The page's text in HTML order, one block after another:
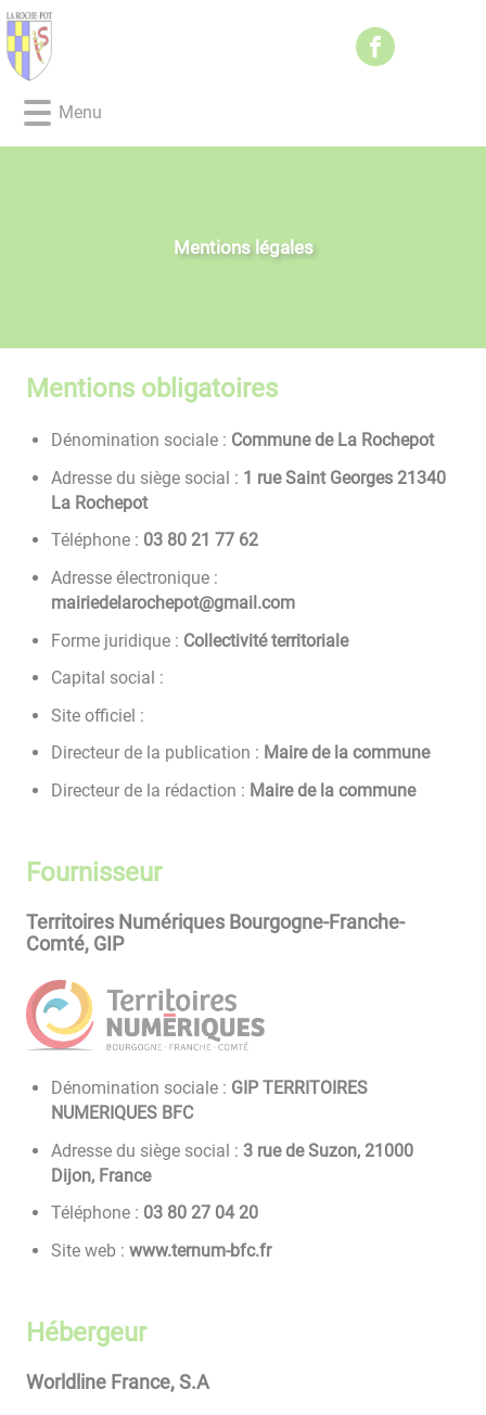
Lien
d'accès
rapide
menu
Lien
d'accès
rapide
contenu
Lien
d'accès
rapide
Lien
d'accès
rapide
pied
Menu
Mentions légales
Mentions obligatoires
Dénomination sociale : Commune de La Rochepot
Adresse du siège social : 1 rue Saint Georges 21340
La Rochepot
Téléphone : 26 77 12 08 30
Adresse électronique :
moc.liamg@topehcoraledeiriam
Forme juridique : Collectivité territoriale
Capital social :
Site officiel :
Directeur de la publication : Maire de la commune
Directeur de la rédaction : Maire de la commune
Fournisseur
Territoires Numériques Bourgogne-Franche-
Comté, GIP
Dénomination sociale : GIP TERRITOIRES
NUMERIQUES BFC
Adresse du siège social :3 rue de Suzon, 21000
Dijon, France
Téléphone : 02 40 72 08 30
Site web : www.ternum-bfc.fr
Hébergeur
Worldline France, S.A
Panneau de gestion des cookies